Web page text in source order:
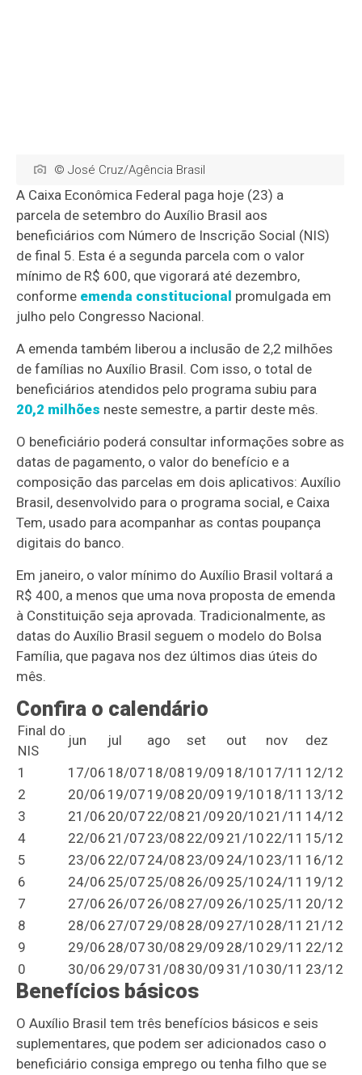
© José Cruz/Agência Brasil
A Caixa Econômica Federal paga hoje (23) a
parcela de setembro do Auxílio Brasil aos
beneficiários com Número de Inscrição Social (NIS)
de final 5. Esta é a segunda parcela com o valor
mínimo de R$ 600, que vigorará até dezembro,
conforme emenda constitucional promulgada em
julho pelo Congresso Nacional.
A emenda também liberou a inclusão de 2,2 milhões
de famílias no Auxílio Brasil. Com isso, o total de
beneficiários atendidos pelo programa subiu para
20,2 milhões neste semestre, a partir deste mês.
O beneficiário poderá consultar informações sobre as
datas de pagamento, o valor do benefício e a
composição das parcelas em dois aplicativos: Auxílio
Brasil, desenvolvido para o programa social, e Caixa
Tem, usado para acompanhar as contas poupança
digitais do banco.
Em janeiro, o valor mínimo do Auxílio Brasil voltará a
R$ 400, a menos que uma nova proposta de emenda
à Constituição seja aprovada. Tradicionalmente, as
datas do Auxílio Brasil seguem o modelo do Bolsa
Família, que pagava nos dez últimos dias úteis do
mês.
Confira o calendário
Final do
NIS
jun jul ago set out nov
dez
1
17/06 18/07 18/08 19/09 18/10 17/11 12/12
2
20/06 19/07 19/08 20/09 19/10 18/11 13/12
3
21/06 20/07 22/08 21/09 20/10 21/11 14/12
4
22/06 21/07 23/08 22/09 21/10 22/11 15/12
5
23/06 22/07 24/08 23/09 24/10 23/11 16/12
6
24/06 25/07 25/08 26/09 25/10 24/11 19/12
7
27/06 26/07 26/08 27/09 26/10 25/11 20/12
8
28/06 27/07 29/08 28/09 27/10 28/11 21/12
9
29/06 28/07 30/08 29/09 28/10 29/11 22/12
0
30/06 29/07 31/08 30/09 31/10 30/11 23/12
Benefícios básicos
O Auxílio Brasil tem três benefícios básicos e seis
suplementares, que podem ser adicionados caso o
beneficiário consiga emprego ou tenha filho que se